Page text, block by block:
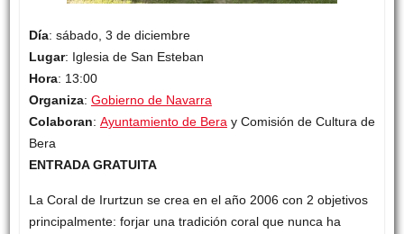
Día: sábado, 3 de diciembre
Lugar: Iglesia de San Esteban
Hora: 13:00
Organiza: Gobierno de Navarra
Colaboran: Ayuntamiento de Bera y Comisión de Cultura de
Bera
ENTRADA GRATUITA
La Coral de Irurtzun se crea en el año 2006 con 2 objetivos
principalmente: forjar una tradición coral que nunca ha